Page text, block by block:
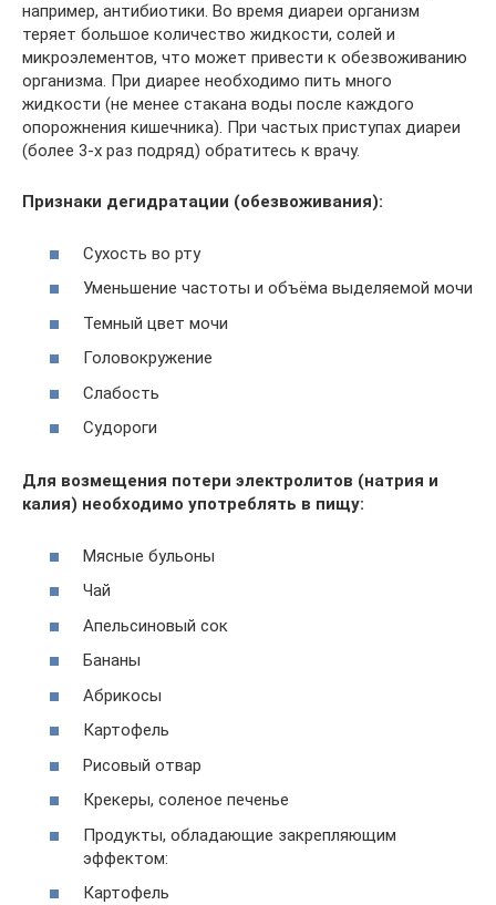
например, антибиотики. Во время диареи организм
теряет большое количество жидкости, солей и
микроэлементов, что может привести к обезвоживанию
организма. При диарее необходимо пить много
жидкости (не менее стакана воды после каждого
опорожнения кишечника). При частых приступах диареи
(более 3-х раз подряд) обратитесь к врачу.
Признаки дегидратации (обезвоживания):
Сухость во рту
Уменьшение частоты и объёма выделяемой мочи
Темный цвет мочи
Головокружение
Слабость
Судороги
Для возмещения потери электролитов (натрия и
калия) необходимо употреблять в пищу:
Мясные бульоны
Чай
Апельсиновый сок
Бананы
Абрикосы
Картофель
Рисовый отвар
Крекеры, соленое печенье
Продукты, обладающие закрепляющим
эффектом:
Картофель